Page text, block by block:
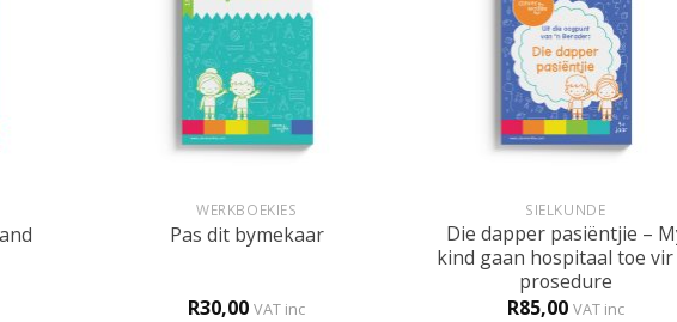
WERKBOEKIES
Pas dit bymekaar
R30,00 VAT inc
SIELKUNDE
Die dapper pasiëntjie –
kind gaan hospitaal toe vir
prosedure
R85,00 VAT inc